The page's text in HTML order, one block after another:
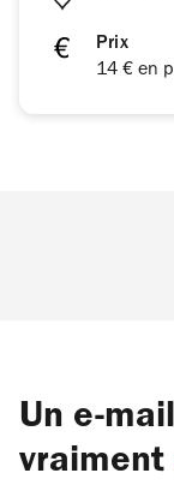
Prix
14 € en
Un e-
vraiment